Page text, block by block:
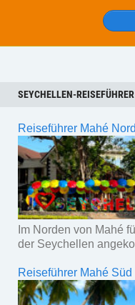
SEYCHELLEN-REISEFÜHRER
Reiseführer Mahé Nord
Im Norden von Mahé
der Seychellen
Reiseführer Mahé Süd